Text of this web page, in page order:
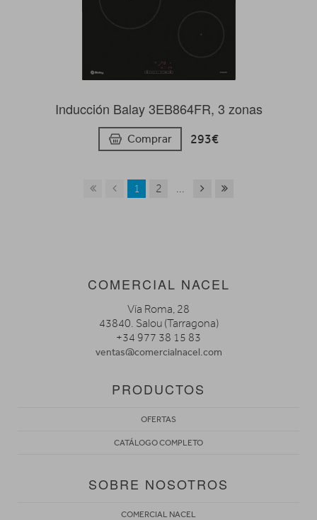
Inducción Balay 3EB864FR, 3 zonas
Comprar 293€
1 2
COMERCIAL NACEL
Vía Roma, 28
43840. Salou (Tarragona)
+34 977 38 15 83
ventas@comercialnacel.com
PRODUCTOS
OFERTAS
CATÁLOGO COMPLETO
SOBRE NOSOTROS
COMERCIAL NACEL